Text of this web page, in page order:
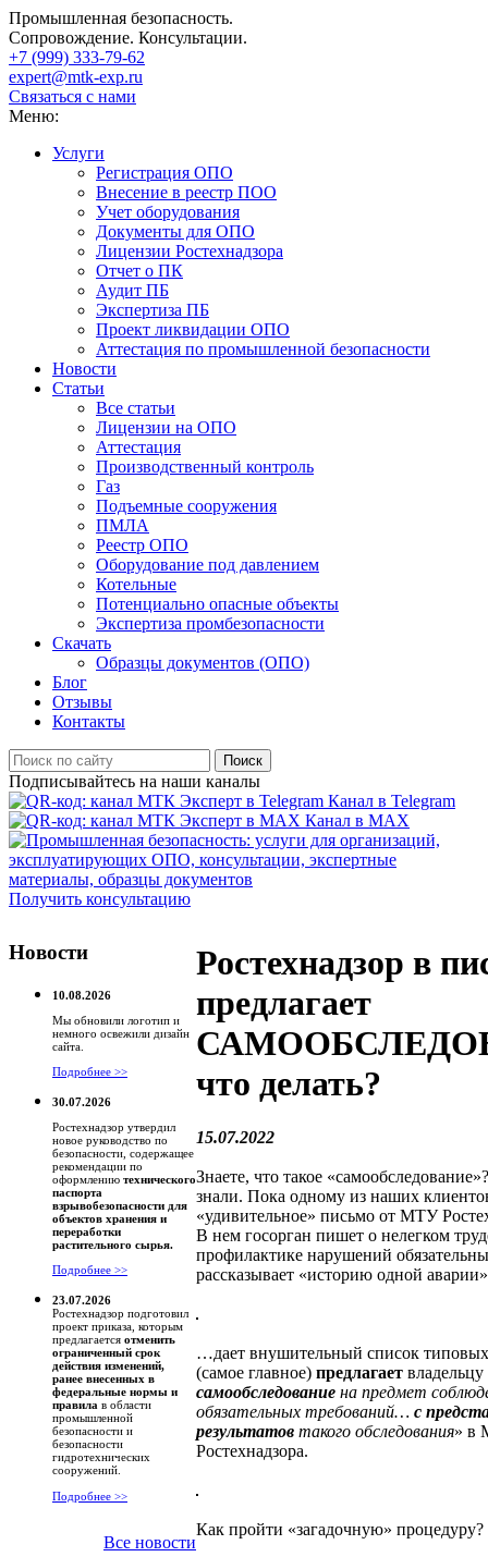
Промышленная безопасность.
Сопровождение. Консультации.
+7 (999) 333-79-62
expert@mtk-exp.ru
Связаться с нами
Меню:
Услуги
Регистрация ОПО
Внесение в реестр ПОО
Учет оборудования
Документы для ОПО
Лицензии Ростехнадзора
Отчет о ПК
Аудит ПБ
Экспертиза ПБ
Проект ликвидации ОПО
Аттестация по промышленной безопасности
Новости
Статьи
Все статьи
Лицензии на ОПО
Аттестация
Производственный контроль
Газ
Подъемные сооружения
ПМЛА
Реестр ОПО
Оборудование под давлением
Котельные
Потенциально опасные объекты
Экспертиза промбезопасности
Скачать
Образцы документов (ОПО)
Блог
Отзывы
Контакты
Поиск
Подписывайтесь на наши каналы
Канал в Telegram
Канал в MAX
Получить консультацию
Новости
10.08.2026
Мы обновили логотип и
немного освежили дизайн
сайта.
Подробнее >>
30.07.2026
Ростехнадзор утвердил
новое руководство по
безопасности, содержащее
рекомендации по
оформлению технического
паспорта
взрывобезопасности для
объектов хранения и
переработки
растительного сырья.
Подробнее >>
23.07.2026
Ростехнадзор подготовил
проект приказа, которым
предлагается отменить
ограниченный срок
действия изменений,
ранее внесенных в
федеральные нормы и
правила в области
промышленной
безопасности и
безопасности
гидротехнических
сооружений.
Подробнее >>
Все новости
Ростехнадзор в
предлагает
что делать?
15.07.2022
Знаете, что такое
знали. Пока одному из наших
«удивительное» письмо от МТУ
В нем госорган пишет о нелегком
профилактике нарушений
рассказывает «историю одной
…дает внушительный список
(самое главное) предлагает
самообследование на предмет
обязательных требований… с
результатов такого обследования» в
Ростехнадзора.
Как пройти «загадочную» процедуру?